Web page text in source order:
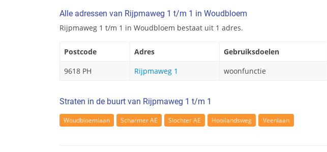
Alle adressen van Rijpmaweg 1 t/m 1 in Woudbloem
Rijpmaweg 1 t/m 1 in Woudbloem bestaat uit 1 adres.
Postcode Adres
Gebruiksdoelen
9618 PH
Rijpmaweg 1 woonfunctie
Straten in de buurt van Rijpmaweg 1 t/m 1
Woudbloemlaan Scharmer AE Slochter AE Hooilandsweg Veenlaan